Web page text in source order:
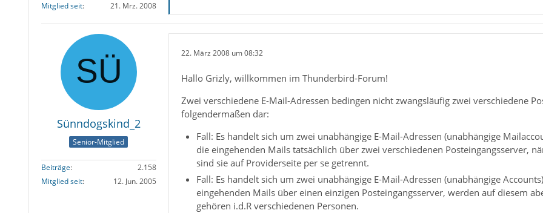
Mitglied seit
21. Mrz. 2008
Sünndogskind_2
Senior-Mitglied
Beiträge
2.158
Mitglied seit
12. Jun. 2005
22. März 2008 um 08:32
Hallo Grizly, willkommen im Thunderbird-Forum!
Zwei verschiedene E-Mail-Adressen bedingen nicht zwangsläufig zwei verschiedene
folgendermaßen dar:
Fall: Es handelt sich um zwei unabhängige E-Mail-Adressen (unabhängige
die eingehenden Mails tatsächlich über zwei verschiedenen Posteingangsserver,
sind sie auf Providerseite per se getrennt.
Fall: Es handelt sich um zwei unabhängige E-Mail-Adressen (unabhängige
eingehenden Mails über einen einzigen Posteingangsserver, werden auf diesem
gehören i.d.R verschiedenen Personen.